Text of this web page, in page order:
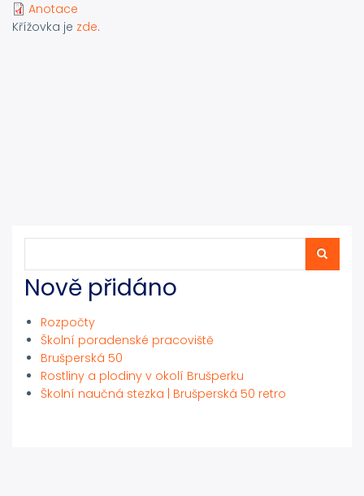
Anotace
Křížovka je zde.
Nově přidáno
Rozpočty
Školní poradenské pracoviště
Brušperská 50
Rostliny a plodiny v okolí Brušperku
Školní naučná stezka | Brušperská 50 retro